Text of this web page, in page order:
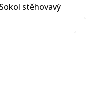
stěhovavý